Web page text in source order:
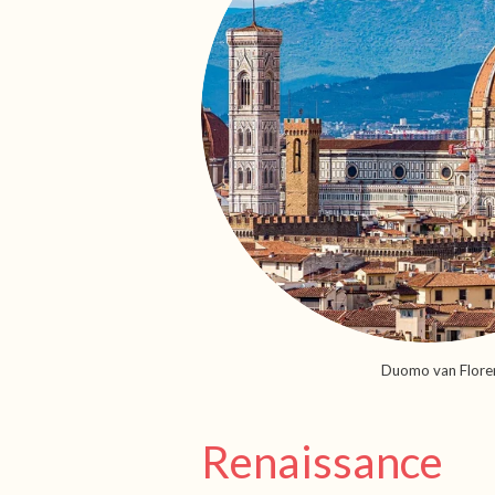
Duomo van
Renaissance